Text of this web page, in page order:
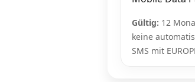
Gültig: 12
keine
SMS mit